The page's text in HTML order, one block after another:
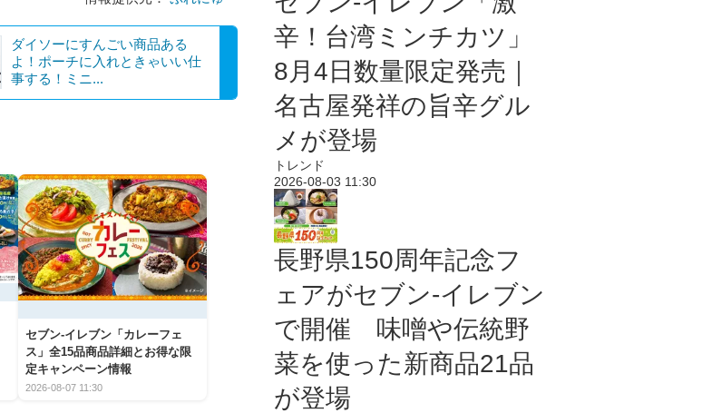
ダイソーにすんごい商品ある
よ！ポーチに入れときゃいい仕
事する！ミニ...
セブン‐イレブン「カレーフェ
ス」全15品商品詳細とお得な限
定キャンペーン情報
2026-08-07 11:30
辛！台湾ミンチカツ」
8月4日数量限定発売｜
名古屋発祥の旨辛グル
メが登場
トレンド
2026-08-03 11:30
長野県150周年記念フ
ェアがセブン-イレブン
で開催 味噌や伝統野
菜を使った新商品21品
が登場